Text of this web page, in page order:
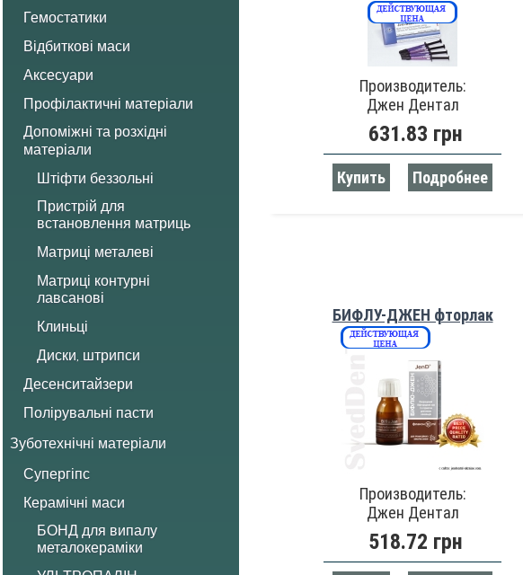
Гемостатики
Відбиткові маси
Аксесуари
Профілактичні матеріали
Допоміжні та розхідні
матеріали
Штіфти беззольні
Пристрій для
встановлення матриць
Матриці металеві
Матриці контурні
лавсанові
Клиньці
Диски, штрипси
Десенситайзери
Полірувальні пасти
Зуботехнічні матеріали
Супергіпс
Керамічні маси
БОНД для випалу
металокераміки
Производитель:
Джен Дентал
631.83 грн
Купить Подробнее
БИФЛУ-ДЖЕН фторлак
Производитель:
Джен Дентал
518.72 грн